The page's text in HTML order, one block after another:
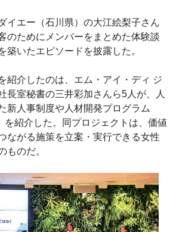
イエー（石川県）の大江絵梨子さん
のためにメンバーをまとめた体験談
築いたエピソードを披露した。
紹介したのは、エム・アイ・ディ ジ
長室秘書の三井彩加さんら5人が、人
新人事制度や人材開発プログラム
を紹介した。同プロジェクトは、価値
ながる施策を立案・実行できる女性
ものだ。